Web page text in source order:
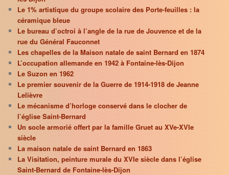
Le 1% artistique du groupe scolaire des Porte-feuilles : la
céramique bleue
Le bureau d’octroi à l’angle de la rue de Jouvence et de la
rue du Général Fauconnet
Les chapelles de la Maison natale de saint Bernard en 1874
L’occupation allemande en 1942 à Fontaine-lès-Dijon
Le Suzon en 1962
Le premier souvenir de la Guerre de 1914-1918 de Jeanne
Lelièvre
Le mécanisme d’horloge conservé dans le clocher de
l’église Saint-Bernard
Un socle armorié offert par la famille Gruet au XVe-XVIe
siècle
La maison natale de saint Bernard en 1863
La Visitation, peinture murale du XVIe siècle dans l’église
Saint-Bernard de Fontaine-lès-Dijon